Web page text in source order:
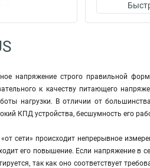
напряжение строго правильной
к качеству питающего
нагрузки. В отличии от
КПД устройства, бесшумность его
происходит непрерывное
его повышение. Если напряжение в
так как оно соответствует